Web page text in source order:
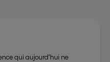
qui aujourd'hui ne